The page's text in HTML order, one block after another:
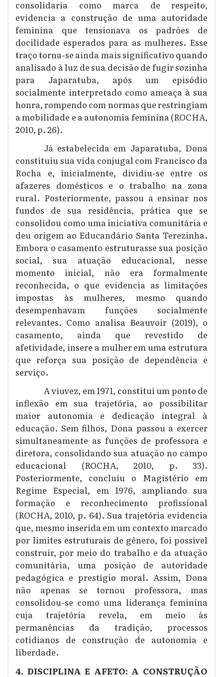
consolidaria como marca de respeito,
evidencia a construção de uma autoridade
feminina que tensionava os padrões de
docilidade esperados para as mulheres. Esse
traço torna-se ainda mais significativo quando
analisado à luz de sua decisão de fugir sozinha
para Japaratuba, após um episódio
socialmente interpretado como ameaça à sua
honra, rompendo com normas que restringiam
a mobilidade e a autonomia feminina (ROCHA,
2010, p. 26).
Já estabelecida em Japaratuba, Dona
constituiu sua vida conjugal com Francisco da
Rocha e, inicialmente, dividiu-se entre os
afazeres domésticos e o trabalho na zona
rural. Posteriormente, passou a ensinar nos
fundos de sua residência, prática que se
consolidou como uma iniciativa comunitária e
deu origem ao Educandário Santa Terezinha.
Embora o casamento estruturasse sua posição
social, sua atuação educacional, nesse
momento inicial, não era formalmente
reconhecida, o que evidencia as limitações
impostas às mulheres, mesmo quando
desempenhavam funções socialmente
relevantes. Como analisa Beauvoir (2019), o
casamento, ainda que revestido de
afetividade, insere a mulher em uma estrutura
que reforça sua posição de dependência e
serviço.
A viuvez, em 1971, constitui um ponto de
inflexão em sua trajetória, ao possibilitar
maior autonomia e dedicação integral à
educação. Sem filhos, Dona passou a exercer
simultaneamente as funções de professora e
diretora, consolidando sua atuação no campo
educacional (ROCHA, 2010, p. 33).
Posteriormente, concluiu o Magistério em
Regime Especial, em 1976, ampliando sua
formação e reconhecimento profissional
(ROCHA, 2010, p. 64). Sua trajetória evidencia
que, mesmo inserida em um contexto marcado
por limites estruturais de gênero, foi possível
construir, por meio do trabalho e da atuação
comunitária, uma posição de autoridade
pedagógica e prestígio moral. Assim, Dona
não apenas se tornou professora, mas
consolidou-se como uma liderança feminina
cuja trajetória revela, em meio às
permanências da tradição, processos
cotidianos de construção de autonomia e
liberdade.
4. DISCIPLINA E AFETO: A CONSTRUÇÃO